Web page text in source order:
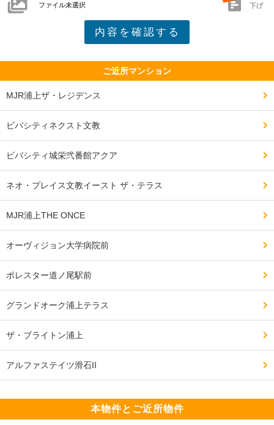
ファイル未選択 下げ
ご近所マンション
MJR浦上ザ・レジデンス
ビバシティネクスト文教
ビバシティ城栄弐番館アクア
ネオ・プレイス文教イースト ザ・テラス
MJR浦上THE ONCE
オーヴィジョン大学病院前
ポレスター道ノ尾駅前
グランドオーク浦上テラス
ザ・ブライトン浦上
アルファステイツ滑石II
本物件とご近所物件